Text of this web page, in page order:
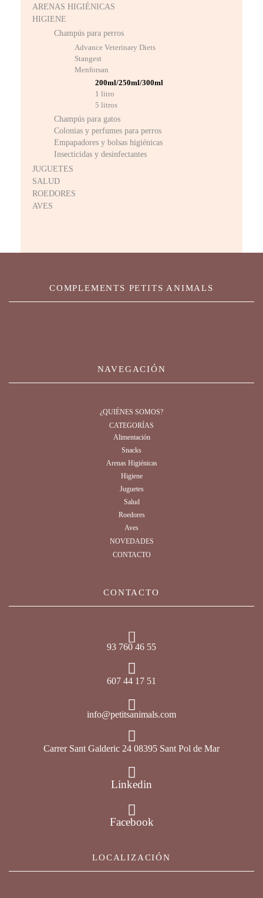
ARENAS HIGIÉNICAS
HIGIENE
Champús para perros
Advance Veterinary Diets
Stangest
Menforsan
200ml/250ml/300ml
1 litro
5 litros
Champús para gatos
Colonias y perfumes para perros
Empapadores y bolsas higiénicas
Insecticidas y desinfectantes
JUGUETES
SALUD
ROEDORES
AVES
COMPLEMENTS PETITS ANIMALS
NAVEGACIÓN
¿QUIÉNES SOMOS?
CATEGORÍAS
Alimentación
Snacks
Arenas Higiénicas
Higiene
Juguetes
Salud
Roedores
Aves
NOVEDADES
CONTACTO
CONTACTO
93 760 46 55
607 44 17 51
info@petitsanimals.com
Carrer Sant Galderic 24 08395 Sant Pol de Mar
Linkedin
Facebook
LOCALIZACIÓN